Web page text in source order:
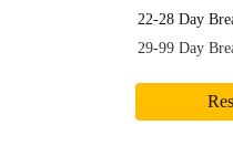
22-28 Day
29-99 Day